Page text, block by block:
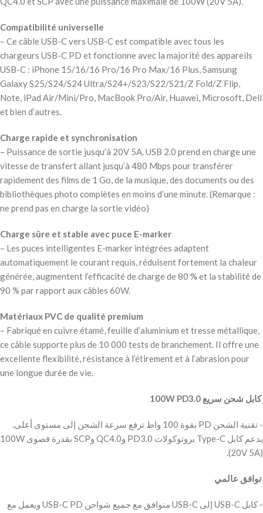
Compatibilité universelle
– Ce câble USB-C vers USB-C est compatible avec tous les
chargeurs USB-C PD et fonctionne avec la majorité des appareils
USB-C : iPhone 15/16/16 Pro/16 Pro Max/16 Plus, Samsung
Galaxy S25/S24/S24 Ultra/S24+/S23/S22/S21/Z Fold/Z Flip,
Note, iPad Air/Mini/Pro, MacBook Pro/Air, Huawei, Microsoft, Dell
et bien d’autres.
Charge rapide et synchronisation
– Puissance de sortie jusqu’à 20V 5A. USB 2.0 prend en charge une
vitesse de transfert allant jusqu’à 480 Mbps pour transférer
rapidement des films de 1 Go, de la musique, des documents ou des
bibliothèques photo complètes en moins d’une minute. (Remarque :
ne prend pas en charge la sortie vidéo)
Charge sûre et stable avec puce E-marker
– Les puces intelligentes E-marker intégrées adaptent
automatiquement le courant requis, réduisent fortement la chaleur
générée, augmentent l’efficacité de charge de 80 % et la stabilité de
90 % par rapport aux câbles 60W.
Matériaux PVC de qualité premium
– Fabriqué en cuivre étamé, feuille d’aluminium et tresse métallique,
ce câble supporte plus de 10 000 tests de branchement. Il offre une
excellente flexibilité, résistance à l’étirement et à l’abrasion pour
une longue durée de vie.
‫ كابل شحن سريع 100W PD3.0
‫- تقنية الشحن PD بقوة 100 واط ترفع سرعة الشحن إلى مستوى أعلى.
يدعم كابل Type-C بروتوكولات PD3.0 وQC4.0 وSCP بقدرة قصوى 100W
(20V 5A).
‫ توافق عالمي
‫- كابل USB-C إلى USB-C متوافق مع جميع شواحن USB-C PD ويعمل مع